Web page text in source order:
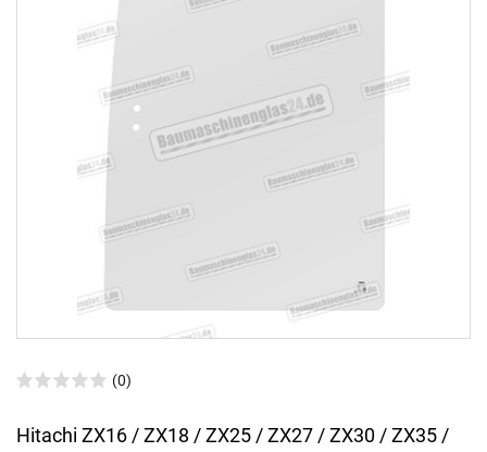
(0)
Hitachi ZX16 / ZX18 / ZX25 / ZX27 / ZX30 / ZX35 /